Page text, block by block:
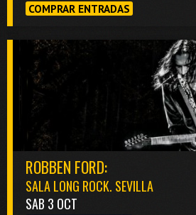
COMPRAR ENTRADAS
ROBBEN FORD:
SALA LONG ROCK. SEVILLA
SAB 3 OCT